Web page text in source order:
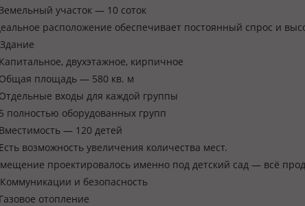
участок — 10 соток
расположение обеспечивает постоянный спрос и
двухэтажное, кирпичное
площадь — 580 кв. м
входы для каждой группы
полностью оборудованных групп
— 120 детей
возможность увеличения количества мест.
проектировалось именно под детский сад — всё
и безопасность
отопление